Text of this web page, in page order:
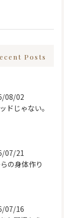
Posts
08/02
ドじゃない。
07/21
の身体作り
07/16